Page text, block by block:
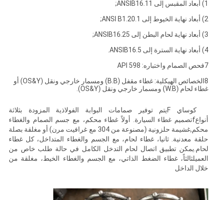
1) أبعاد المقبس إلى ANSIB16.11;
2) أبعاد نهاية الخيوط إلى ANSI B1.20.1;
3) أبعاد نهاية لحام البطن إلى ANSIB16.25;
4) أبعاد نهاية السترة إلى ANSIB16.5.
7فحص الصمام واختباره: API 598
8الخصائص الهيكلية: غطاء مقفل (B.B) ومسمار خارجي ونقل (OS&Y) أو
غطاء لحام (W.B) ومسمار خارجي ونقل (OS&Y).
كوساي F
يتم توفير صمامات البوابة الفولاذية المزودة بثلاثة
أنواعfتصميم غطاء السيارة. أولاً غطاء محكم، مع جسم الصمام والغطاء
محكم,
غشيمة حلزونية (مصنوعة من 304 مع غرافيت مرن) أو مغلقة بصلة
حلقة معدنية. ثانيا، غطاء لحام، مع الجسم والغطاء المتداخل، كل غطاء
لحام.يمكن تطبيق اتصال لحام التدخل الكامل في حالة طلب خاص من
العميلثالثاً، غطاء الضغط الذاتي، مع الجسم والغطاء الخيط، مغلقة من
خلال الداخل